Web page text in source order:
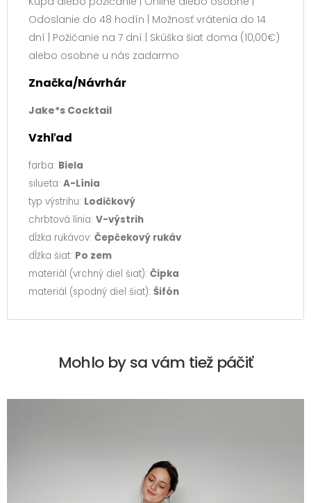
Odoslanie do 48 hodín | Možnosť vrátenia do 14
dní | Požičanie na 7 dní | Skúška šiat doma (10,00€)
alebo osobne u nás zadarmo
Značka/Návrhár
Jake*s Cocktail
Vzhľad
farba: Biela
silueta: A-Línia
typ výstrihu: Lodičkový
chrbtová línia: V-výstrih
dĺžka rukávov: Čepčekový rukáv
dĺžka šiat: Po zem
materiál (vrchný diel šiat): Čipka
materiál (spodný diel šiat): Šifón
Mohlo by sa vám tiež páčiť